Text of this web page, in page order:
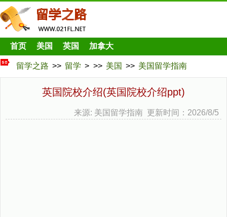
首页 美国 英国 加拿大
留学之路 >> 留学 > >> 美国 >> 美国留学指南
英国院校介绍(英国院校介绍ppt)
来源: 美国留学指南 更新时间：2026/8/5